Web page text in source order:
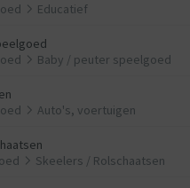
Educatief
Baby / peuter speelgoed
Auto's, voertuigen
Skeelers / Rolschaatsen